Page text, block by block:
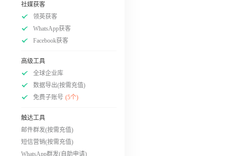
社媒获客
领英获客
WhatsApp获客
Facebook获客
高级工具
全球企业库
数据导出(按需充值)
免费子账号 (5个)
触达工具
邮件群发(按需充值)
短信营销(按需充值)
WhatsApp群发(自助申请)